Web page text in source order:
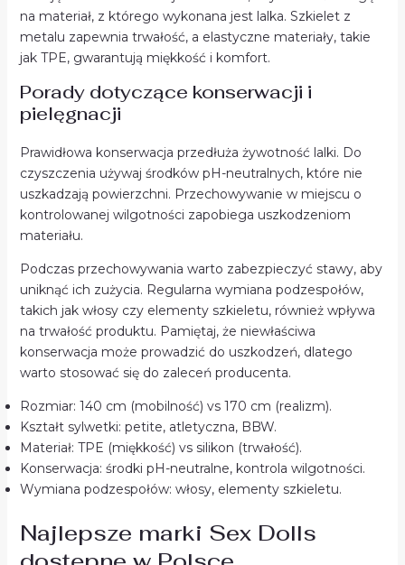
na materiał, z którego wykonana jest lalka. Szkielet z
metalu zapewnia trwałość, a elastyczne materiały, takie
jak TPE, gwarantują miękkość i komfort.
Porady dotyczące konserwacji i
pielęgnacji
Prawidłowa konserwacja przedłuża żywotność lalki. Do
czyszczenia używaj środków pH-neutralnych, które nie
uszkadzają powierzchni. Przechowywanie w miejscu o
kontrolowanej wilgotności zapobiega uszkodzeniom
materiału.
Podczas przechowywania warto zabezpieczyć stawy, aby
uniknąć ich zużycia. Regularna wymiana podzespołów,
takich jak włosy czy elementy szkieletu, również wpływa
na trwałość produktu. Pamiętaj, że niewłaściwa
konserwacja może prowadzić do uszkodzeń, dlatego
warto stosować się do zaleceń producenta.
Rozmiar: 140 cm (mobilność) vs 170 cm (realizm).
Kształt sylwetki: petite, atletyczna, BBW.
Materiał: TPE (miękkość) vs silikon (trwałość).
Konserwacja: środki pH-neutralne, kontrola wilgotności.
Wymiana podzespołów: włosy, elementy szkieletu.
Najlepsze marki Sex Dolls